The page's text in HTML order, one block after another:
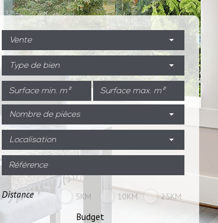
Vente
Type de bien
Nombre de pièces
Localisation
Distance 5KM 10KM 25KM
Budget